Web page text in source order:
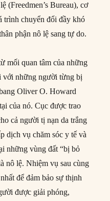
(Freedmen’s Bureau), cơ
trình chuyển đổi đầy khó
phận nô lệ sang tự do.
mối quan tâm của những
với những người từng bị
Oliver O. Howard
của nó. Cục được trao
cả người tị nạn da trắng
dịch vụ chăm sóc y tế và
những vùng đất “bị bỏ
nô lệ. Nhiệm vụ sau cùng
để đảm bảo sự thịnh
được giải phóng,